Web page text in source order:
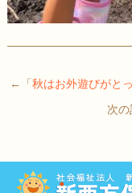
←「 秋はお外遊びがと
次の